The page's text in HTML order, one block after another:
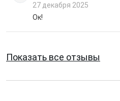
27 декабря 2025
Ок!
Показать все отзывы